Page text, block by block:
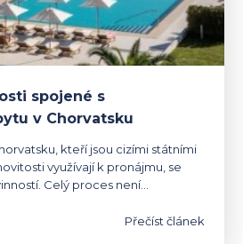
spojené s
v Chorvatsku
kteří jsou cizími státními
využívají k pronájmu, se
Celý proces není…
Přečíst článek